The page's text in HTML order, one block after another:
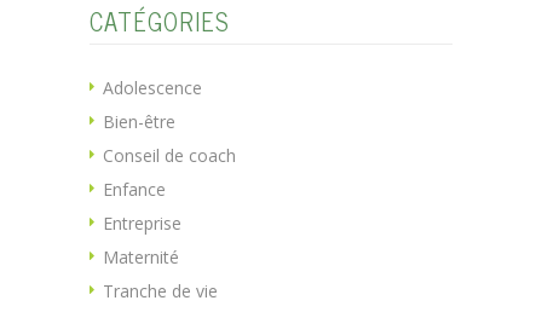
CATÉGORIES
Adolescence
Bien-être
Conseil de coach
Enfance
Entreprise
Maternité
Tranche de vie